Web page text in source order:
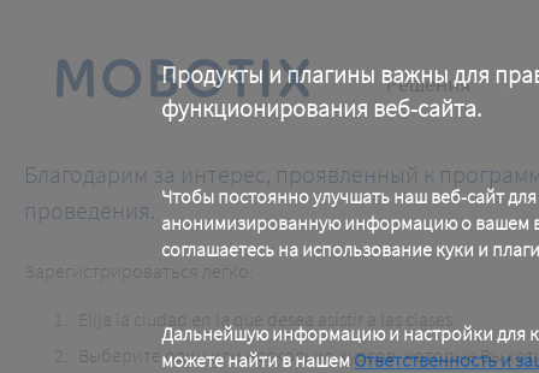
Продукты и плагины важны для
функционирования веб-сайта.
Чтобы постоянно улучшать наш веб-сайт
анонимизированную информацию о вашем
соглашаетесь на использование куки и
Дальнейшую информацию и настройки для
можете найти в нашем Ответственность и
content
Main
navigation
Решения
Благодарим за интерес, проявленный к
проведения.
Зарегистрироваться легко:
Elija la ciudad en la que desea asistir a las clases.
Выберите один или несколько курсов, которые Вы